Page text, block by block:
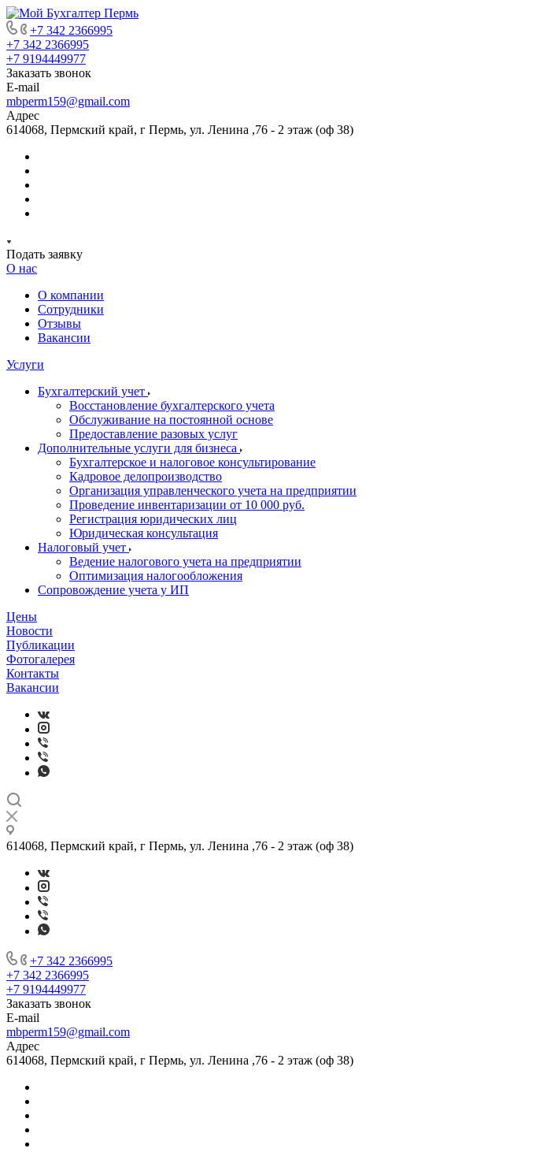
+7 342 2366995
+7 342 2366995
+7 9194449977
Заказать звонок
E-mail
mbperm159@gmail.com
Адрес
614068, Пермский край, г Пермь, ул. Ленина ,76 - 2 этаж (оф 38)
Подать заявку
О нас
О компании
Сотрудники
Отзывы
Вакансии
Услуги
Бухгалтерский учет
Восстановление бухгалтерского учета
Обслуживание на постоянной основе
Предоставление разовых услуг
Дополнительные услуги для бизнеса
Бухгалтерское и налоговое консультирование
Кадровое делопроизводство
Организация управленческого учета на предприятии
Проведение инвентаризации от 10 000 руб.
Регистрация юридических лиц
Юридическая консультация
Налоговый учет
Ведение налогового учета на предприятии
Оптимизация налогообложения
Сопровождение учета у ИП
Цены
Новости
Публикации
Фотогалерея
Контакты
Вакансии
614068, Пермский край, г Пермь, ул. Ленина ,76 - 2 этаж (оф 38)
+7 342 2366995
+7 342 2366995
+7 9194449977
Заказать звонок
E-mail
mbperm159@gmail.com
Адрес
614068, Пермский край, г Пермь, ул. Ленина ,76 - 2 этаж (оф 38)